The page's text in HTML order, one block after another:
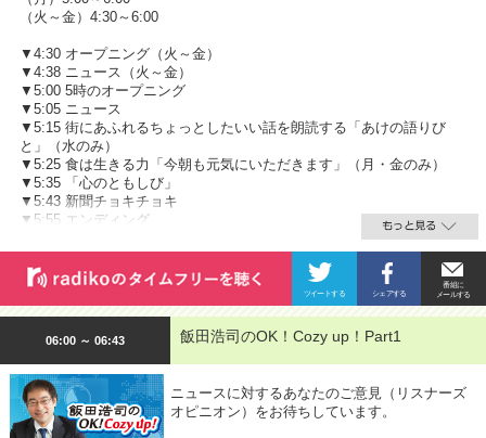
（火～金）4:30～6:00
▼4:30 オープニング（火～金）
▼4:38 ニュース（火～金）
▼5:00 5時のオープニング
▼5:05 ニュース
▼5:15 街にあふれるちょっとしたいい話を朗読する「あけの語りび
と」（水のみ）
▼5:25 食は生きる力「今朝も元気にいただきます」（月・金のみ）
▼5:35 「心のともしび」
▼5:43 新聞チョキチョキ
▼5:55 エンディング
06:00 ～ 06:43 飯田浩司のOK！Cozy up！Part1
ニュースに対するあなたのご意見（リスナーズ
オピニオン）をお待ちしています。